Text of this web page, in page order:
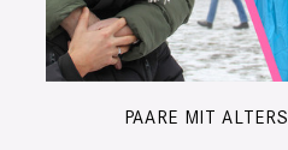
PAARE MIT